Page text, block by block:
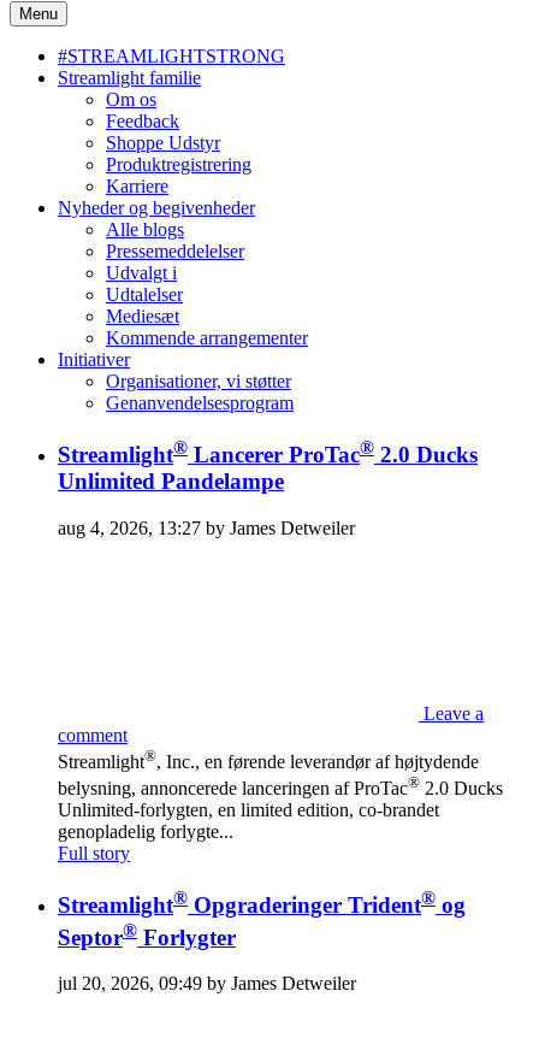
Menu
#STREAMLIGHTSTRONG
Streamlight familie
Om os
Feedback
Shoppe Udstyr
Produktregistrering
Karriere
Nyheder og begivenheder
Alle blogs
Pressemeddelelser
Udvalgt i
Udtalelser
Mediesæt
Kommende arrangementer
Initiativer
Organisationer, vi støtter
Genanvendelsesprogram
Streamlight® Lancerer ProTac® 2.0 Ducks
Unlimited Pandelampe
aug 4, 2026, 13:27 by James Detweiler
Leave a
comment
Streamlight®, Inc., en førende leverandør af højtydende
belysning, annoncerede lanceringen af ProTac® 2.0 Ducks
Unlimited-forlygten, en limited edition, co-brandet
genopladelig forlygte...
Full story
Streamlight® Opgraderinger Trident® og
Septor® Forlygter
jul 20, 2026, 09:49 by James Detweiler